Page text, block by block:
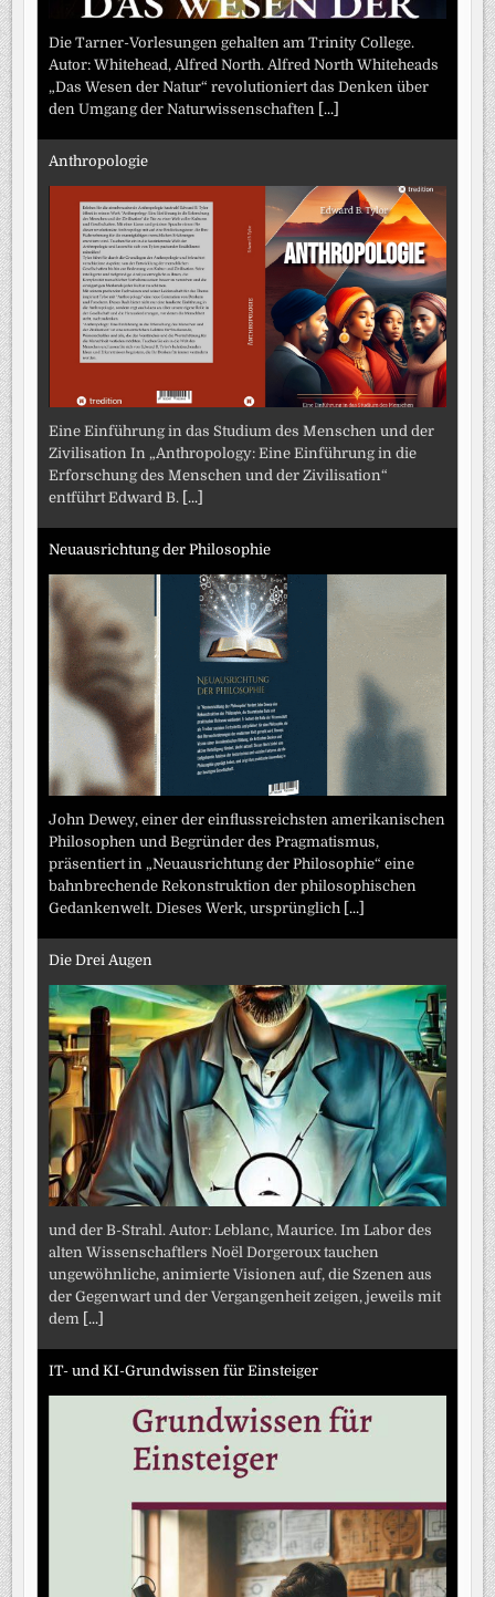
Die Tarner-Vorlesungen gehalten am Trinity College.
Autor: Whitehead, Alfred North. Alfred North Whiteheads
„Das Wesen der Natur“ revolutioniert das Denken über
den Umgang der Naturwissenschaften [...]
Anthropologie
Eine Einführung in das Studium des Menschen und der
Zivilisation In „Anthropology: Eine Einführung in die
Erforschung des Menschen und der Zivilisation“
entführt Edward B. [...]
Neuausrichtung der Philosophie
John Dewey, einer der einflussreichsten amerikanischen
Philosophen und Begründer des Pragmatismus,
präsentiert in „Neuausrichtung der Philosophie“ eine
bahnbrechende Rekonstruktion der philosophischen
Gedankenwelt. Dieses Werk, ursprünglich [...]
Die Drei Augen
und der B-Strahl. Autor: Leblanc, Maurice. Im Labor des
alten Wissenschaftlers Noël Dorgeroux tauchen
ungewöhnliche, animierte Visionen auf, die Szenen aus
der Gegenwart und der Vergangenheit zeigen, jeweils mit
dem [...]
IT- und KI-Grundwissen für Einsteiger